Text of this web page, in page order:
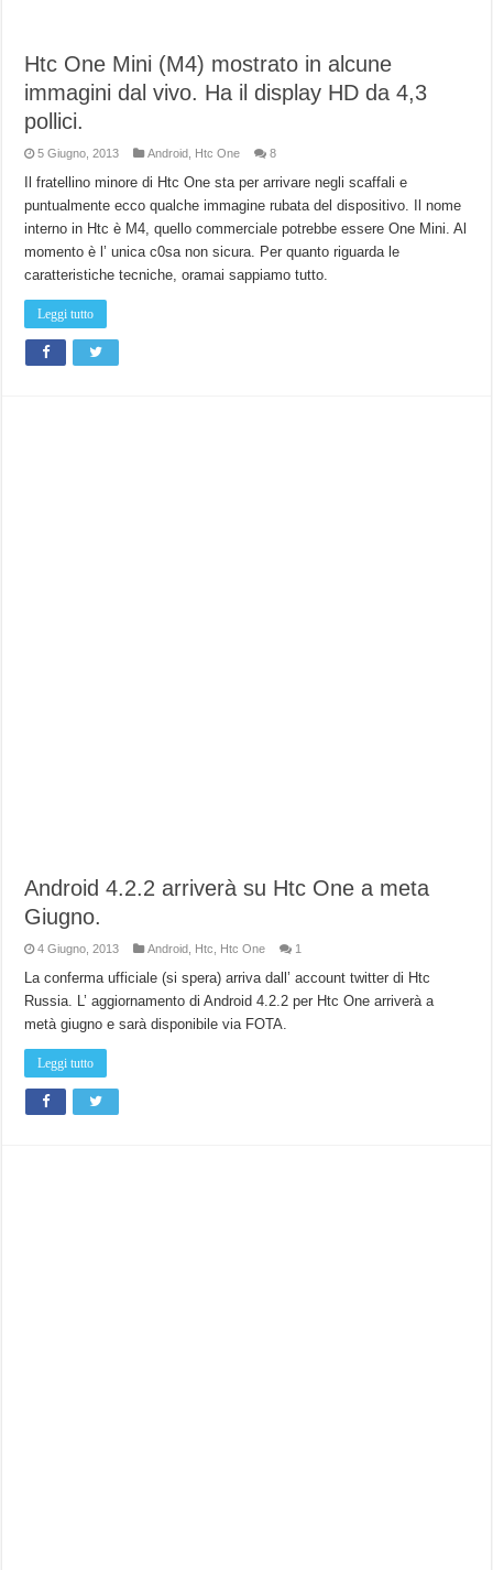
Htc One Mini (M4) mostrato in alcune
immagini dal vivo. Ha il display HD da 4,3
pollici.
5 Giugno, 2013 Android Htc One 8
Il fratellino minore di Htc One sta per arrivare negli scaffali e
puntualmente ecco qualche immagine rubata del dispositivo. Il nome
interno in Htc è M4, quello commerciale potrebbe essere One Mini. Al
momento è l’ unica c0sa non sicura. Per quanto riguarda le
caratteristiche tecniche, oramai sappiamo tutto.
Leggi tutto
Android 4.2.2 arriverà su Htc One a meta
Giugno.
4 Giugno, 2013 Android, Htc, Htc One 1
La conferma ufficiale (si spera) arriva dall’ account twitter di Htc
Russia. L’ aggiornamento di Android 4.2.2 per Htc One arriverà a
metà giugno e sarà disponibile via FOTA.
Leggi tutto